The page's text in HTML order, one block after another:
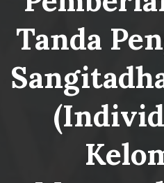
Tanda